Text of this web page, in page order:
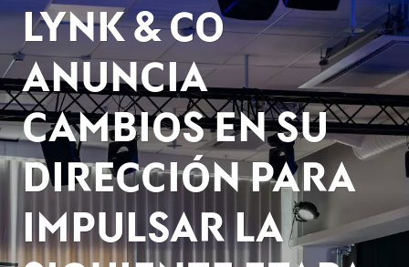
LYNK & CO
ANUNCIA
CAMBIOS EN SU
DIRECCIÓN PARA
IMPULSAR LA